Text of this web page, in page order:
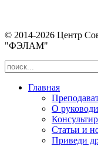
© 2014-2026 Центр
"ФЭЛАМ"
Главная
О
Статьи и
Приведи